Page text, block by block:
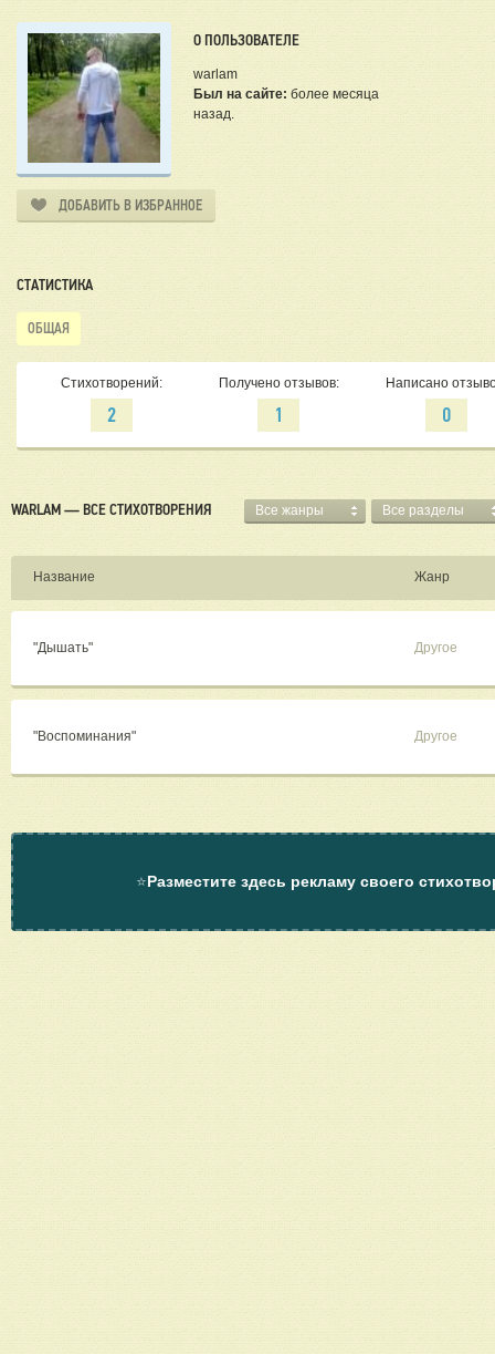
О ПОЛЬЗОВАТЕЛЕ
warlam
Был на сайте: более месяца
назад.
ДОБАВИТЬ В ИЗБРАННОЕ
СТАТИСТИКА
ОБЩАЯ
Стихотворений:
2
Получено отзывов:
1
Написано
0
WARLAM — ВСЕ СТИХОТВОРЕНИЯ Все жанры Все разделы
Название Жанр
"Дышать" Другое
"Воспоминания" Другое
⭐Разместите здесь рекламу своего